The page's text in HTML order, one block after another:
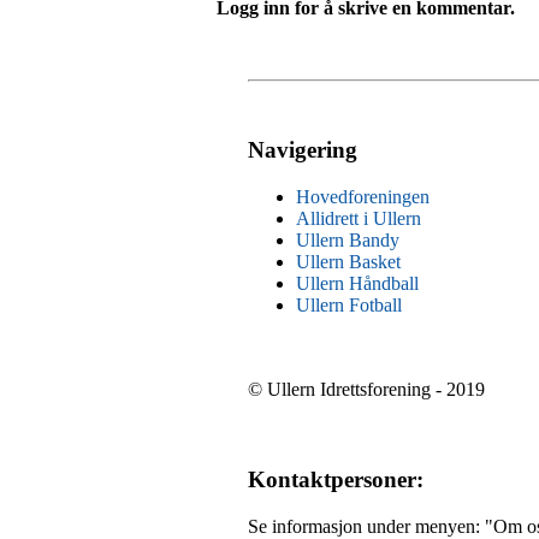
Logg inn for å skrive en kommentar.
Navigering
Hovedforeningen
Allidrett i Ullern
Ullern Bandy
Ullern Basket
Ullern Håndball
Ullern Fotball
© Ullern Idrettsforening - 2019
Kontaktpersoner:
Se informasjon under menyen: "Om